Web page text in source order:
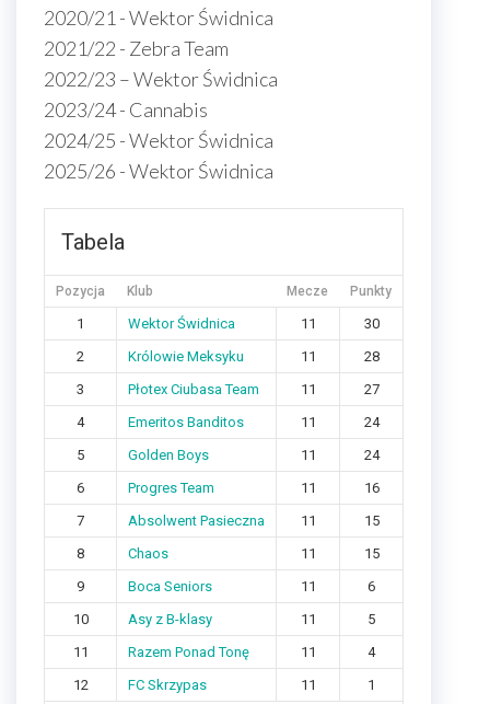
2020/21 - Wektor Świdnica
2021/22 - Zebra Team
2022/23 – Wektor Świdnica
2023/24 - Cannabis
2024/25 - Wektor Świdnica
2025/26 - Wektor Świdnica
Tabela
Pozycja Klub Mecze Punkty
1 Wektor Świdnica 11
30
2
Królowie Meksyku 11
28
3
Płotex Ciubasa Team 11
27
4
Emeritos Banditos 11
24
5
Golden Boys 11
24
6
Progres Team 11
16
7
Absolwent Pasieczna 11
15
8
Chaos 11
15
9
Boca Seniors 11
6
10
Asy z B-klasy 11
5
11
Razem Ponad Tonę 11
4
12
FC Skrzypas 11 1